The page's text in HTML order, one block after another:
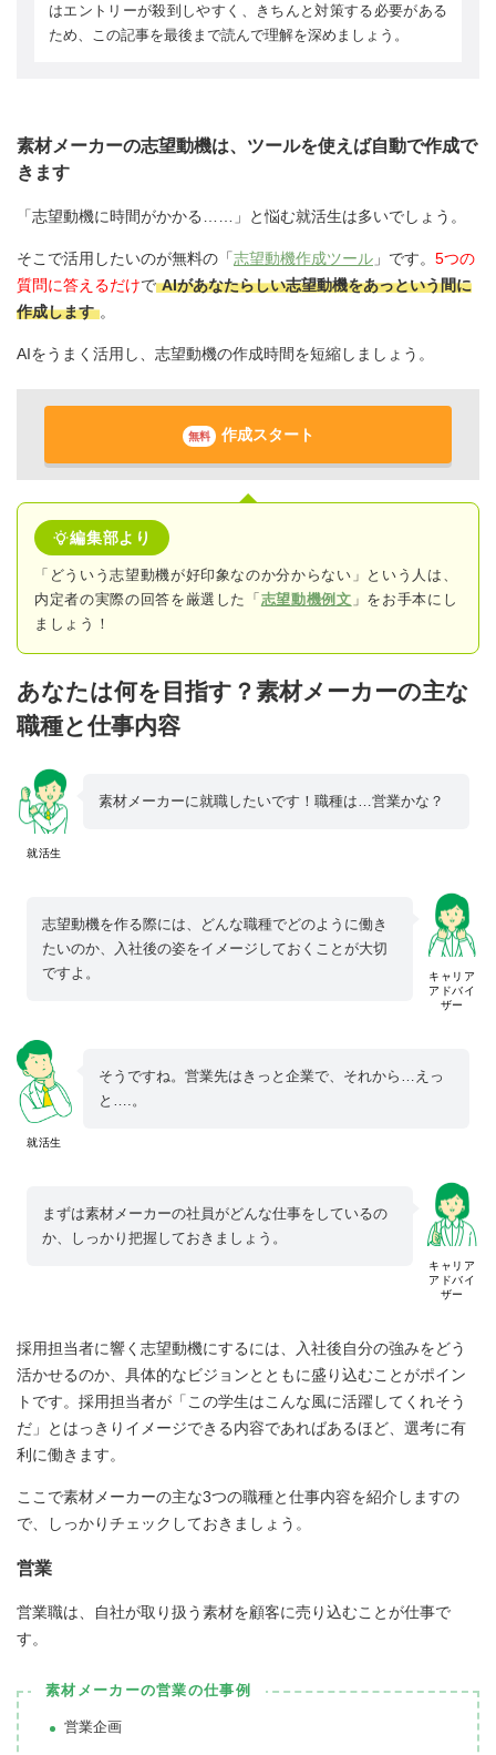
はエントリーが殺到しやすく、きちんと対策する必要がある
ため、この記事を最後まで読んで理解を深めましょう。
素材メーカーの志望動機は、ツールを使えば自動で作成で
きます
「志望動機に時間がかかる……」と悩む就活生は多いでしょう。
そこで活用したいのが無料の「志望動機作成ツール 」です。 5つの
質問に答えるだけで AIがあなたらしい志望動機をあっという間に
作成します 。
AIをうまく活用し、志望動機の作成時間を短縮しましょう。
無料 作成スタート
編集部より
「どういう志望動機が好印象なのか分からない」という人は、
内定者の実際の回答を厳選した「 志望動機例文 」をお手本にし
ましょう！
あなたは何を目指す？素材メーカーの主な
職種と仕事内容
就活生
素材メーカーに就職したいです！職種は…営業かな？
キャリア
アドバイ
ザー
志望動機を作る際には、どんな職種でどのように働き
たいのか、入社後の姿をイメージしておくことが大切
ですよ。
就活生
そうですね。営業先はきっと企業で、それから…えっ
と….。
キャリア
アドバイ
ザー
まずは素材メーカーの社員がどんな仕事をしているの
か、しっかり把握しておきましょう。
採用担当者に響く志望動機にするには、入社後自分の強みをどう
活かせるのか、具体的なビジョンとともに盛り込むことがポイン
トです。採用担当者が「この学生はこんな風に活躍してくれそう
だ」とはっきりイメージできる内容であればあるほど、選考に有
利に働きます。
ここで素材メーカーの主な3つの職種と仕事内容を紹介しますの
で、しっかりチェックしておきましょう。
営業
営業職は、自社が取り扱う素材を顧客に売り込むことが仕事で
す。
素材メーカーの営業の仕事例
営業企画